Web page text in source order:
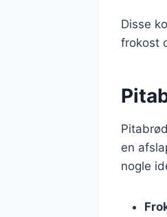
Disse
frokost
en
nogle